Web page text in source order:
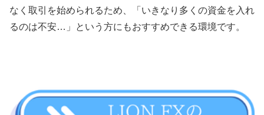
なく取引を始められるため、「いきなり多くの資金を入れ
るのは不安…」という方にもおすすめできる環境です。